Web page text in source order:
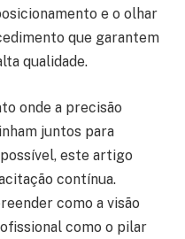
e o olhar
que garantem
qualidade.
onde a precisão
juntos para
este artigo
contínua.
como a visão
como o pilar